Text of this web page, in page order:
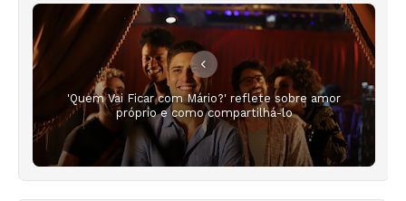
'Quem Vai Ficar com Mário?' reflete sobre amor
próprio e como compartilhá-lo